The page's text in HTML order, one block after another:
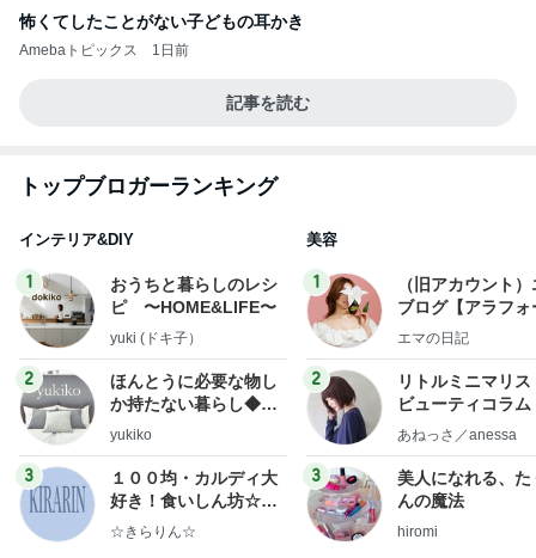
怖くてしたことがない子どもの耳かき
Amebaトピックス 1日前
記事を読む
トップブロガーランキング
インテリア&DIY
1
おうちと暮らしのレシ
ピ 〜HOME&LIFE〜
yuki (ドキ子）
2
ほんとうに必要な物し
か持たない暮らし◆Ke
ep Life Simple◆〜イ
yukiko
3
１００均・カルディ大
好き！食いしん坊☆き
らりん☆のブログ
☆きらりん☆
美容
1
（旧アカウント
ブログ【アラフォ
社売却セカンドラ
エマの日記
2
リトルミニマリス
ビューティコラ
little
あねっさ／anessa
3
美人になれる、た
んの魔法
hiromi